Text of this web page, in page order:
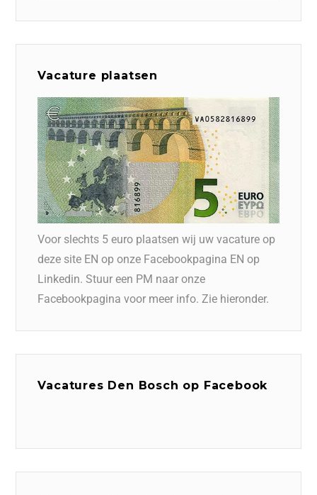
Vacature plaatsen
Voor slechts 5 euro plaatsen wij uw vacature op
deze site EN op onze Facebookpagina EN op
Linkedin. Stuur een PM naar onze
Facebookpagina voor meer info. Zie hieronder.
Vacatures Den Bosch op Facebook